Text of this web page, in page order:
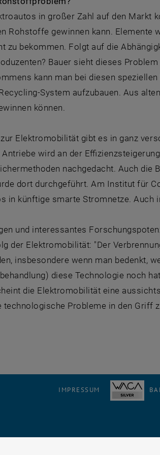
in großer Zahl auf den Markt
Rohstoffe gewinnen kann.
zu bekommen. Folgt auf die
Bauer sieht dieses
kann man bei diesen
System aufzubauen. Aus
können.
Elektromobilität gibt es in ganz
wird an der
nachgedacht. Auch
dort durchgeführt. Am Institut für
in künftige smarte Stromnetze.
und interessantes
der Elektromobilität: "Der
insbesondere wenn man bedenkt,
diese Technologie noch
die Elektromobilität eine
technologische Probleme in den Griff
IMPRESSUM